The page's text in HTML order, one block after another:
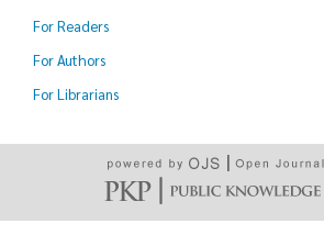
For Readers
For Authors
For Librarians